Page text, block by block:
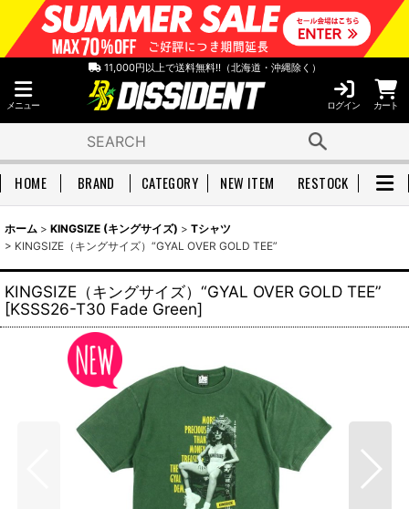
11,000円以上で送料無料!!（北海道・沖縄除く）
メニュー ログイン カート
HOME BRAND CATEGORY NEW ITEM RESTOCK
ホーム > KINGSIZE (キングサイズ) > Tシャツ
> KINGSIZE（キングサイズ）“GYAL OVER GOLD TEE”
KINGSIZE（キングサイズ）“GYAL OVER GOLD TEE”
[KSSS26-T30 Fade Green]